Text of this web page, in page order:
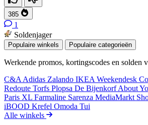
385
1
Soldenjager
Populaire winkels Populaire categorieën
Werkende promos, kortingscodes en solden
C&A Adidas Zalando IKEA Weekendesk
Redoute Torfs Plopsa De BijenkorfAbout
Paris XL Farmaline Sarenza MediaMarkt
iBOOD Krefel Omoda Tui
Alle winkels